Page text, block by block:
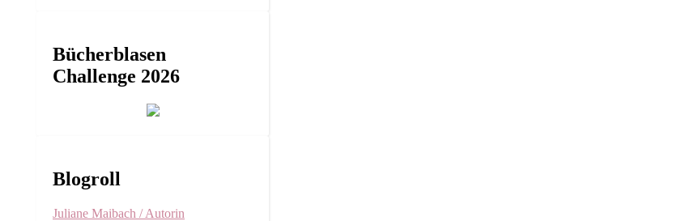
Bücherblasen
Challenge 2026
Blogroll
Juliane Maibach / Autorin